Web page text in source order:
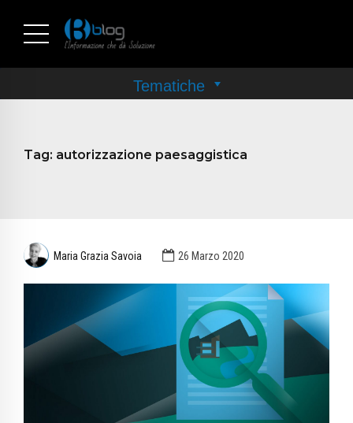
Tag: autorizzazione paesaggistica
Maria Grazia Savoia 26 Marzo 2020